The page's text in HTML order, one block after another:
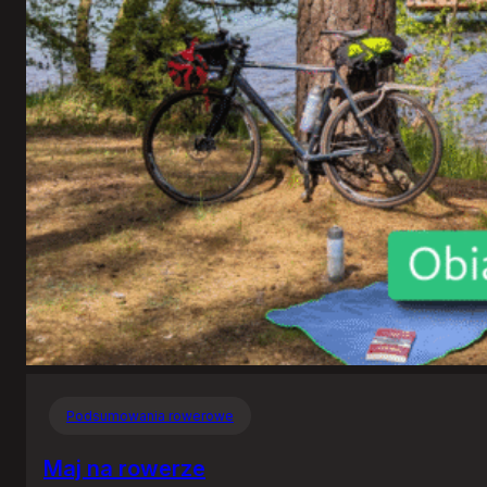
Kaszubskiej
Marszruty
Podsumowania rowerowe
Maj na rowerze